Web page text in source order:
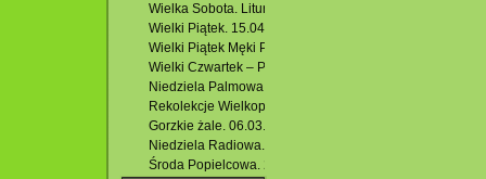
Wielka Sobota. Liturgia Wieczerzy Paschalnej.
Wielki Piątek. 15.04.2022 r.
Wielki Piątek Męki Pańskiej. 15.04.2022 r.
Wielki Czwartek – Pamiątka Ostatniej Wieczerzy.
Niedziela Palmowa. 10.04.2022 r.
Rekolekcje Wielkopostne 2022.
Gorzkie żale. 06.03.2022 r.
Niedziela Radiowa. I Niedziela Wielkiego Postu.
Środa Popielcowa. 2022 r.